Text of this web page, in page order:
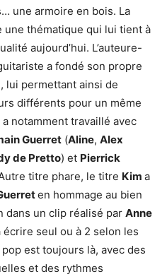
une armoire en bois. La
thématique qui lui tient à
aujourd’hui. L’auteure-
a fondé son propre
lui permettant ainsi de
différents pour un même
notamment travaillé avec
Guerret (Aline, Alex
de Pretto) et Pierrick
titre phare, le titre Kim a
en hommage au bien
dans un clip réalisé par Anne
écrire seul ou à 2 selon les
est toujours là, avec des
et des rythmes